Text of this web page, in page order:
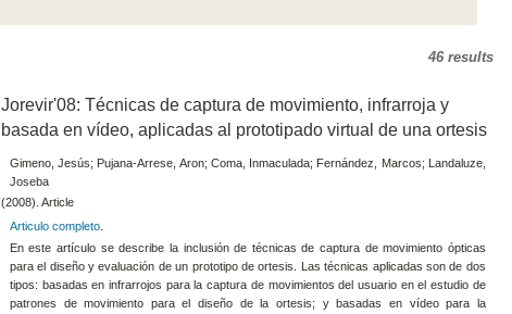
46 results
Jorevir'08: Técnicas de captura de movimiento, infrarroja y
basada en vídeo, aplicadas al prototipado virtual de una ortesis
Gimeno, Jesús; Pujana-Arrese, Aron; Coma, Inmaculada; Fernández, Marcos; Landaluze,
Joseba
(2008). Article
Articulo completo.
En este artículo se describe la inclusión de técnicas de captura de movimiento ópticas
para el diseño y evaluación de un prototipo de ortesis. Las técnicas aplicadas son de dos
tipos: basadas en infrarrojos para la captura de movimientos del usuario en el estudio de
patrones de movimiento para el diseño de la ortesis; y basadas en vídeo para la